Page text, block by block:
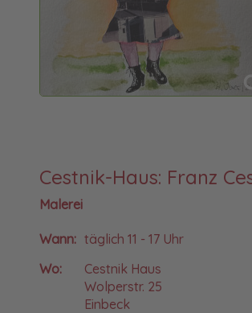
Cestnik-Haus: Franz
Malerei
Wann: täglich 11 - 17 Uhr
Wo:
Cestnik Haus
Wolperstr. 25
Einbeck